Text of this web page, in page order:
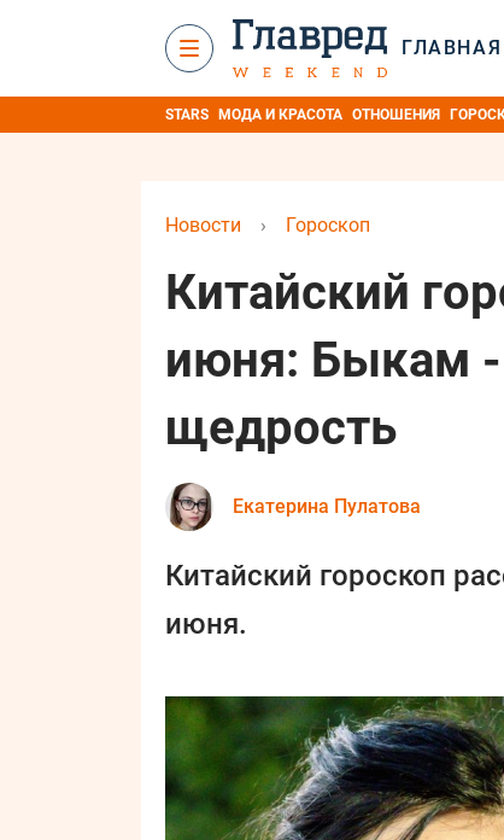
ГЛАВНАЯ
STARS МОДА И КРАСОТА ОТНОШЕНИЯ
Новости › Гороскоп
Китайский
июня: Быкам -
щедрость
Екатерина Пулатова
Китайский гороскоп
июня.